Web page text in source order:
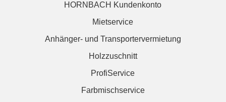
HORNBACH Kundenkonto
Mietservice
Anhänger- und Transportervermietung
Holzzuschnitt
ProfiService
Farbmischservice